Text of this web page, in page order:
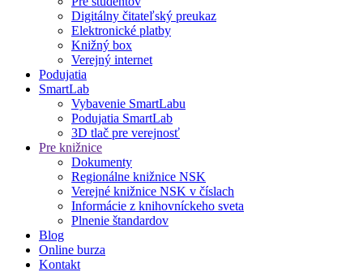
Digitálny čitateľský preukaz
Elektronické platby
Knižný box
Verejný internet
Podujatia
SmartLab
Vybavenie SmartLabu
Podujatia SmartLab
3D tlač pre verejnosť
Pre knižnice
Dokumenty
Regionálne knižnice NSK
Verejné knižnice NSK v číslach
Informácie z knihovníckeho sveta
Plnenie štandardov
Blog
Online burza
Kontakt